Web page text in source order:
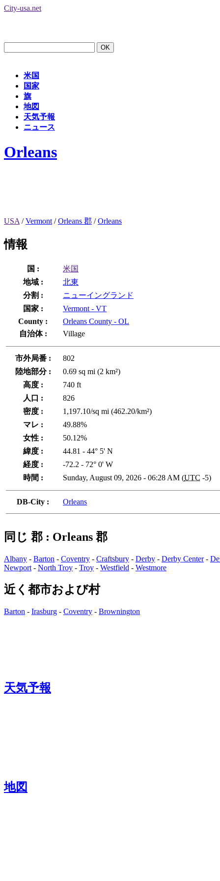
City-usa.net
米国
国家
旗
地図
天気予報
ニュース
Orleans
USA /Vermont /Orleans 郡 /Orleans
情報
国 :
米国
地域 :
北東
分割 :
ニューイングランド
国家 :
Vermont - VT
County :
Orleans County - OL
自治体 :
Village
市外局番 :
802
陸地部分 :
0.69 sq mi (2 km²)
高度 :
740 ft
人口 :
826
密度 :
1,197.10/sq mi (462.20/km²)
マレ :
49.88%
女性 :
50.12%
緯度 :
44.81 - 44° 5' N
経度 :
-72.2 - 72° 0' W
時間 :
Sunday, August 09, 2026 - 06:28 AM (UTC -5)
DB-City : Orleans
同じ 郡 : Orleans 郡
Albany - Barton - Coventry - Craftsbury - Derby - Derby Center-
Newport - North Troy - Troy - Westfield - Westmore
近く都市および村
Barton - Irasburg - Coventry - Brownington
天気予報
地図